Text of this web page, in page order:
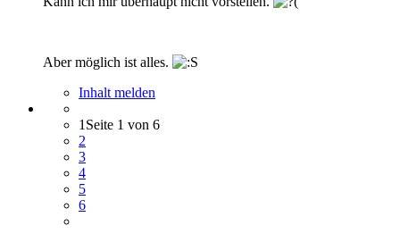
Aber möglich ist alles.
Inhalt melden
1 Seite 1 von 6
2
3
4
5
6